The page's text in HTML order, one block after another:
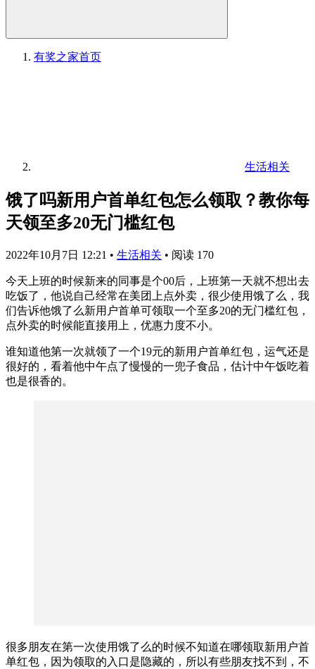
有奖之家首页
生活相关
饿了吗新用户首单红包怎么领取？教你每
天领至多20无门槛红包
2022年10月7日 12:21 • 生活相关 • 阅读 170
今天上班的时候新来的同事是个00后，上班第一天就不想出去
吃饭了，他说自己经常在美团上点外卖，很少使用饿了么，我
们告诉他饿了么新用户首单可领取一个至多20的无门槛红包，
点外卖的时候能直接用上，优惠力度不小。
谁知道他第一次就领了一个19元的新用户首单红包，运气还是
很好的，看着他中午点了慢慢的一兜子食品，估计中午饭吃着
也是很香的。
很多朋友在第一次使用饿了么的时候不知道在哪领取新用户首
单红包，因为领取的入口是隐藏的，所以有些朋友找不到，不